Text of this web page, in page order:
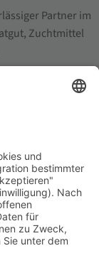
Partner im
Zuchtmittel
Preis in